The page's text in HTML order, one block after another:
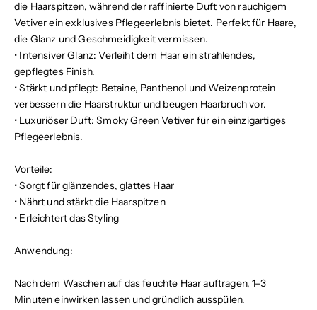
die Haarspitzen, während der raffinierte Duft von rauchigem
Vetiver ein exklusives Pflegeerlebnis bietet. Perfekt für Haare,
die Glanz und Geschmeidigkeit vermissen.
• Intensiver Glanz: Verleiht dem Haar ein strahlendes,
gepflegtes Finish.
•Stärkt und pflegt: Betaine, Panthenol und Weizenprotein
verbessern die Haarstruktur und beugen Haarbruch vor.
• Luxuriöser Duft: Smoky Green Vetiver für ein einzigartiges
Pflegeerlebnis.
Vorteile:
•Sorgt für glänzendes, glattes Haar
• Nährt und stärkt die Haarspitzen
• Erleichtert das Styling
Anwendung:
Nach dem Waschen auf das feuchte Haar auftragen, 1–3
Minuten einwirken lassen und gründlich ausspülen.